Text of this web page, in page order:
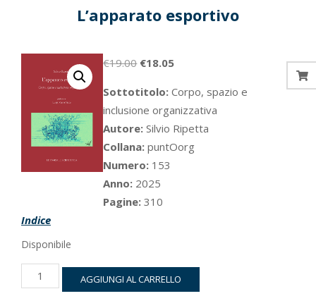
L’apparato esportivo
€19.00 Il
originale
era:
€19.00.
€18.05Il
attuale
è:
€18.05.
Sottotitolo:Corpo, spazio e
inclusione organizzativa
Autore:Silvio Ripetta
Collana:puntOorg
Numero: 153
Anno: 2025
Pagine:310
Indice
Disponibile
L'apparato
esportivo
AGGIUNGI AL CARRELLO